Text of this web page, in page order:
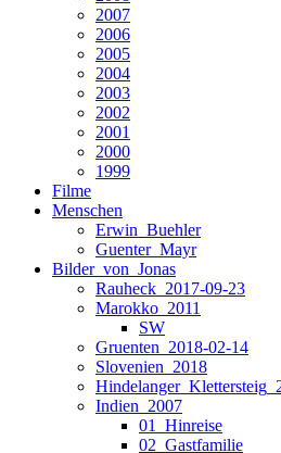
2007
2006
2005
2004
2003
2002
2001
2000
1999
Filme
Menschen
Erwin_Buehler
Guenter_Mayr
Bilder_von_Jonas
Rauheck_2017-09-23
Marokko_2011
SW
Gruenten_2018-02-14
Slovenien_2018
Indien_2007
01_Hinreise
02_Gastfamilie